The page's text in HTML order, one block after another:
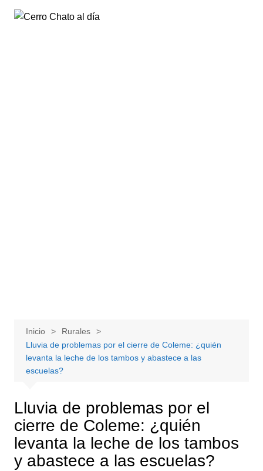
Inicio
Rurales
Lluvia de problemas por el cierre de Coleme: ¿quién
levanta la leche de los tambos y abastece a las
escuelas?
Lluvia de problemas por el
cierre de Coleme: ¿quién
levanta la leche de los tambos
y abastece a las escuelas?